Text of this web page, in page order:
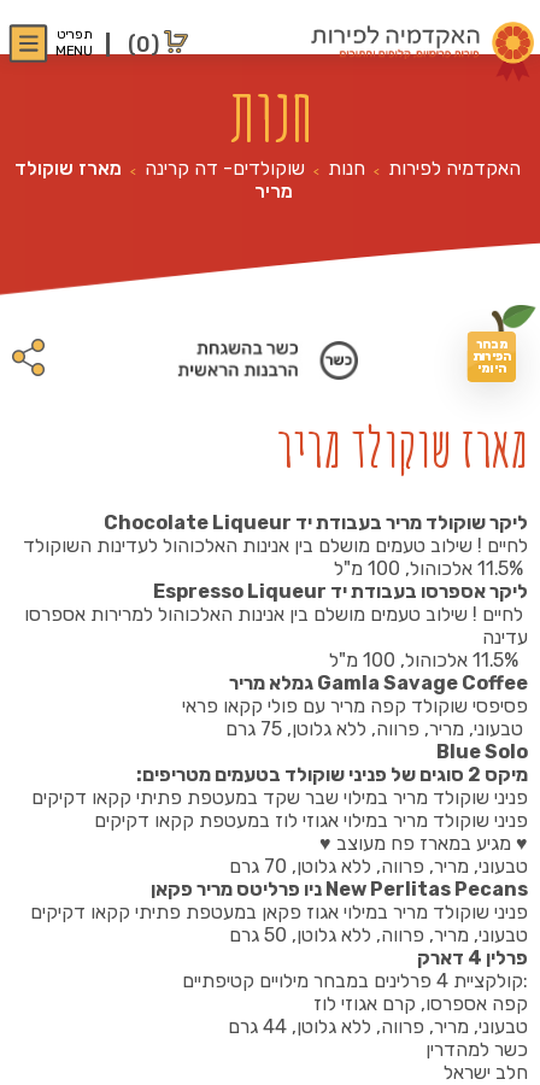
(0)
תפריט
MENU
חנות
האקדמיה לפירות > חנות > שוקולדים- דה קרינה >
מארז שוקולד
מריר
מבחר
הפירות
היומי
מארז שוקולד מריר
ליקר שוקולד מריר בעבודת יד Chocolate Liqueur
לחיים ! שילוב טעמים מושלם בין אנינות האלכוהול לעדינות השוקולד
ליקר אספרסו בעבודת יד Espresso Liqueur
לחיים ! שילוב טעמים מושלם בין אנינות האלכוהול למרירות אספרסו
עדינה
Gamla Savage Coffee גמלא מריר
פסיפסי שוקולד קפה מריר עם פולי קקאו פראי
טבעוני, מריר, פרווה, ללא גלוטן, 75 גרם
Blue Solo
מיקס 2 סוגים של פניני שוקולד בטעמים מטריפים:
פניני שוקולד מריר במילוי שבר שקד במעטפת פתיתי קקאו דקיקים
פניני שוקולד מריר במילוי אגוזי לוז במעטפת קקאו דקיקים
♥ מגיע במארז פח מעוצב ♥
טבעוני, מריר, פרווה, ללא גלוטן, 70 גרם
New Perlitas Pecans ניו פרליטס מריר פקאן
פניני שוקולד מריר במילוי אגוז פקאן במעטפת פתיתי קקאו דקיקים
טבעוני, מריר, פרווה, ללא גלוטן, 50 גרם
פרלין 4 דארק
:קולקציית 4 פרלינים במבחר מילויים קטיפתיים
קפה אספרסו, קרם אגוזי לוז
טבעוני, מריר, פרווה, ללא גלוטן, 44 גרם
כשר למהדרין
חלב ישראל